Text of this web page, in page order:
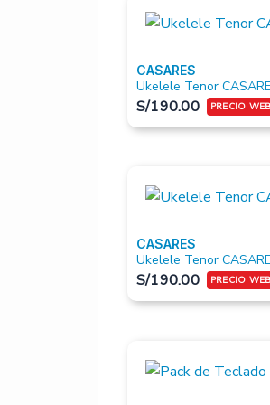
CASARES
Ukelele Tenor
S/190.00
CASARES
Ukelele Tenor
S/190.00